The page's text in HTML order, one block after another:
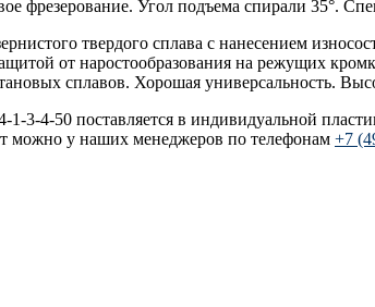
фрезерование. Угол подъема спирали 35°.
твердого сплава с нанесением
от наростообразования на режущих
сплавов. Хорошая универсальность.
1-3-4-50 поставляется в индивидуальной
можно у наших менеджеров по телефонам +7